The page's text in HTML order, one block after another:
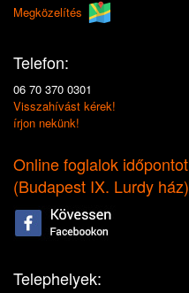
Megközelítés
Telefon:
06 70 370 0301
Visszahívást kérek!
írjon nekünk!
Online foglalok időpontot
(Budapest IX. Lurdy ház)
Telephelyek: